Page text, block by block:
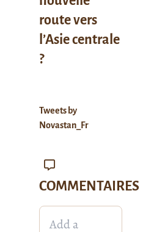
route vers
l’Asie centrale
?
Tweets by
Novastan_Fr
COMMENTAIRES